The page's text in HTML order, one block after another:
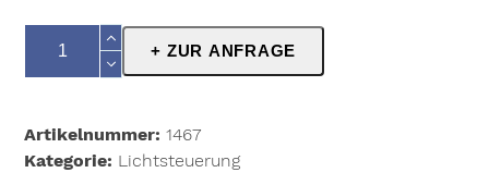
Easy
Menge
+ ZUR ANFRAGE
Artikelnummer:1467
Kategorie: Lichtsteuerung